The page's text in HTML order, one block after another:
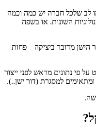
לב שלכל חברה יש כמה וכמה
השונות. או בשפה
הישן מדובר ביציקה – פחות
פי נתונים מראש לפני ייצור
למסגרת (דור ישן..).